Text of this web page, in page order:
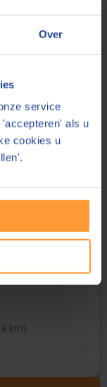
Over
service
als u
cookies u
in de buurt
km)
km)